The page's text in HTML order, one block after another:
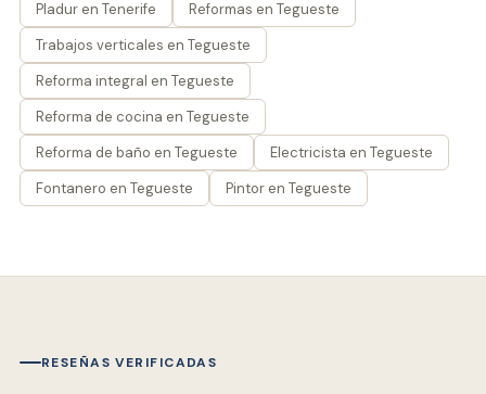
Pladur en Tenerife
Reformas en Tegueste
Trabajos verticales en Tegueste
Reforma integral en Tegueste
Reforma de cocina en Tegueste
Reforma de baño en Tegueste
Electricista en Tegueste
Fontanero en Tegueste
Pintor en Tegueste
RESEÑAS VERIFICADAS